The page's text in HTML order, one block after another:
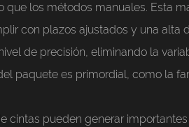
los métodos manuales. Esta
con plazos ajustados y una alta
de precisión, eliminando la
paquete es primordial, como la
pueden generar